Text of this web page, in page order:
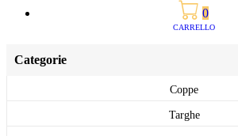
0
CARRELLO
Categorie
Coppe
Targhe